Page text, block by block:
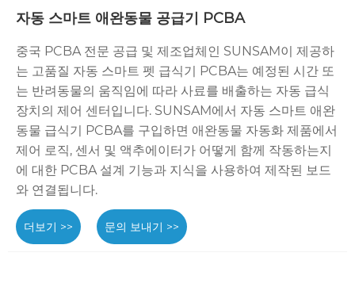
자동 스마트 애완동물 공급기 PCBA
중국 PCBA 전문 공급 및 제조업체인 SUNSAM이 제공하
는 고품질 자동 스마트 펫 급식기 PCBA는 예정된 시간 또
는 반려동물의 움직임에 따라 사료를 배출하는 자동 급식
장치의 제어 센터입니다. SUNSAM에서 자동 스마트 애완
동물 급식기 PCBA를 구입하면 애완동물 자동화 제품에서
제어 로직, 센서 및 액추에이터가 어떻게 함께 작동하는지
에 대한 PCBA 설계 기능과 지식을 사용하여 제작된 보드
와 연결됩니다.
더보기 >> 문의 보내기 >>